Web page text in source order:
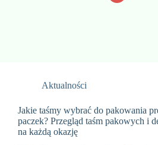
Aktualności
Jakie taśmy wybrać do pakowania
paczek? Przegląd taśm pakowych i
na każdą okazję